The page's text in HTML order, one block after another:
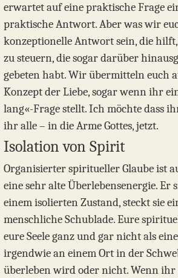
erwartet auf eine praktische Frage
praktische Antwort. Aber was wir
konzeptionelle Antwort sein, die
zu steuern, die sogar darüber
gebeten habt. Wir übermitteln euch
Konzept der Liebe, sogar wenn ihr
lang«-Frage stellt. Ich möchte dass
ihr alle – in die Arme Gottes, jetzt.
Isolation von Spirit
Organisierter spiritueller Glaube ist
eine sehr alte Überlebensenergie. Er
einem isolierten Zustand, steckt sie
menschliche Schublade. Eure
eure Seele ganz und gar nicht als
irgendwie an einem Ort in der
überleben wird oder nicht. Wenn